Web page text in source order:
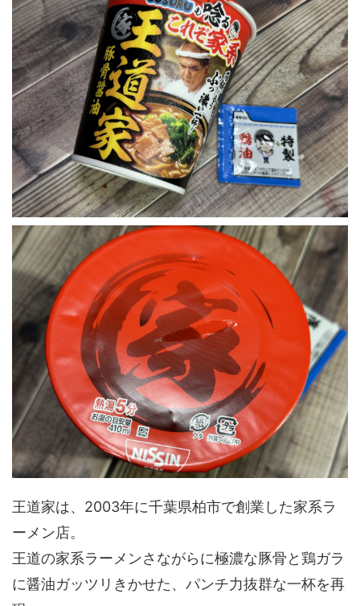
王道家は、2003年に千葉県柏市で創業した家系ラ
ーメン店。
王道の家系ラーメンさながらに極濃な豚骨と鶏ガラ
に醤油ガッツリきかせた、パンチ力抜群な一杯を再